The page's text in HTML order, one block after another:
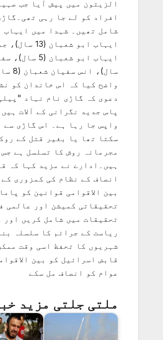
الزیتون میں پیش آیا جب
واضح کیا کہ اس خاندان کو
دعوی کہ گاڑی نام نہاد
پاس جدید نگرانی کے آلات
واپس جا رہا ہے۔ اس گاڑی سے
سکتا تھا یا بغیر قتل کے
مجرمانہ روش کا تسلسل ہے
ہیں۔ادارے نے مزید کہا کہ
انصاف کے نظام کی کمزوری
بین الاقوامی قوانین کو
تحقیقاتی کمیشن اور عالمی
تحقیقات میں شامل کریں
ریاست کے جرائم کا سلسلہ
شہریوں کا تحفظ اسی وقت
قابض اسرائیل کو بین
عوام کو انصاف مل سکے
ملتی جلتی مزید